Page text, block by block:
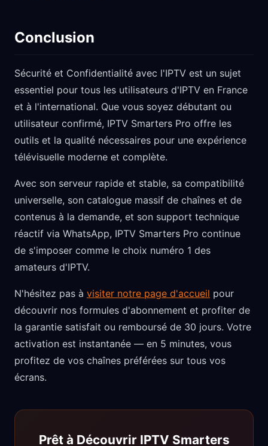
Conclusion
Sécurité et Confidentialité avec l'IPTV est un sujet
essentiel pour tous les utilisateurs d'IPTV en France
et à l'international. Que vous soyez débutant ou
utilisateur confirmé, IPTV Smarters Pro offre les
outils et la qualité nécessaires pour une expérience
télévisuelle moderne et complète.
Avec son serveur rapide et stable, sa compatibilité
universelle, son catalogue massif de chaînes et de
contenus à la demande, et son support technique
réactif via WhatsApp, IPTV Smarters Pro continue
de s'imposer comme le choix numéro 1 des
amateurs d'IPTV.
N'hésitez pas à visiter notre page d'accueil pour
découvrir nos formules d'abonnement et profiter de
la garantie satisfait ou remboursé de 30 jours. Votre
activation est instantanée — en 5 minutes, vous
profitez de vos chaînes préférées sur tous vos
écrans.
Prêt à Découvrir IPTV Smarters